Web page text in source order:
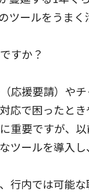
ツールをうまく
すか？
応援要請）や
応で困ったと
重要ですが、
ツールを導入
行内では可能